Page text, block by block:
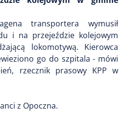
transportera wymusił
i na przejeździe kolejowym
lokomotywą. Kierowca
go do szpitala - mówi
rzecznik prasowy KPP w
z Opoczna.